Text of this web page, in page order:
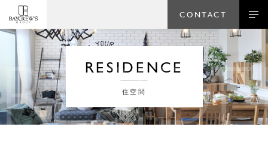
CONTACT
RESIDENCE
住空間